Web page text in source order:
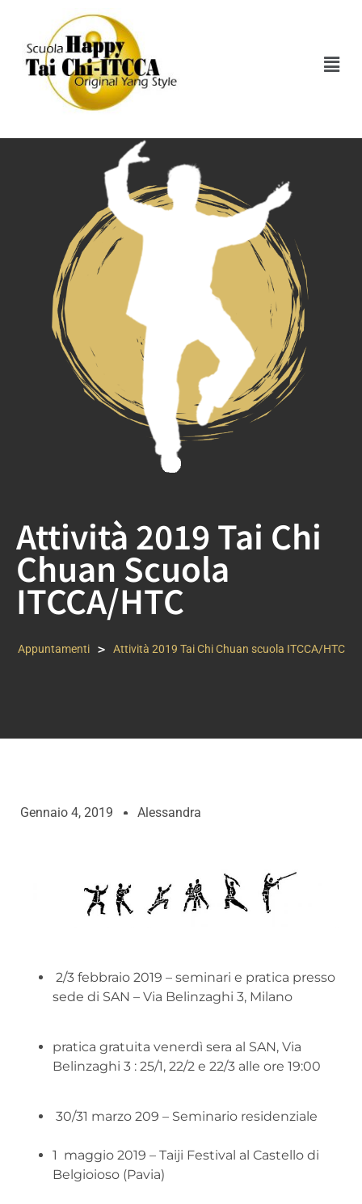
Attività 2019 Tai Chi
Chuan Scuola
ITCCA/HTC
Appuntamenti > Attività 2019 Tai Chi Chuan scuola ITCCA/HTC
Gennaio 4, 2019 Alessandra
2/3 febbraio 2019 – seminari e pratica presso
sede di SAN – Via Belinzaghi 3, Milano
pratica gratuita venerdì sera al SAN, Via
Belinzaghi 3 : 25/1, 22/2 e 22/3 alle ore 19:00
30/31 marzo 209 – Seminario residenziale
1 maggio 2019 – Taiji Festival al Castello di
Belgioioso (Pavia)